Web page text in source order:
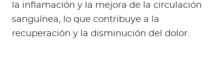
la inflamación y la mejora de la circulación
sanguínea, lo que contribuye a la
recuperación y la disminución del dolor.